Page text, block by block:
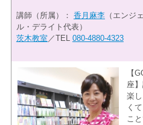
講師（所属）： 香月麻李（エンジェ
ル・デライト代表）
茨木教室 ／TEL 080-4880-4323
【
座
楽
く
こ